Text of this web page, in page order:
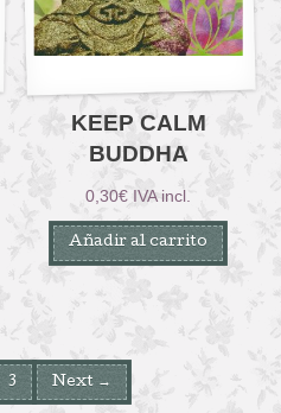
KEEP CALM
BUDDHA
0,30€ IVA incl.
Añadir al carrito
3 Next →